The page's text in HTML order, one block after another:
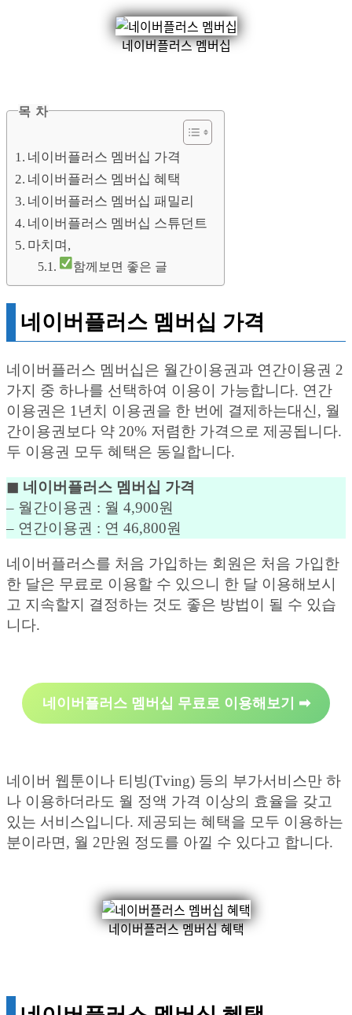
네이버플러스 멤버십
목 차
네이버플러스 멤버십 가격
네이버플러스 멤버십 혜택
네이버플러스 멤버십 패밀리
네이버플러스 멤버십 스튜던트
마치며,
함께보면 좋은 글
네이버플러스 멤버십 가격
네이버플러스 멤버십은 월간이용권과 연간이용권 2
가지 중 하나를 선택하여 이용이 가능합니다. 연간
이용권은 1년치 이용권을 한 번에 결제하는대신, 월
간이용권보다 약 20% 저렴한 가격으로 제공됩니다.
두 이용권 모두 혜택은 동일합니다.
◼︎ 네이버플러스 멤버십 가격
– 월간이용권 : 월 4,900원
– 연간이용권 : 연 46,800원
네이버플러스를 처음 가입하는 회원은 처음 가입한
한 달은 무료로 이용할 수 있으니 한 달 이용해보시
고 지속할지 결정하는 것도 좋은 방법이 될 수 있습
니다.
네이버플러스 멤버십 무료로 이용해보기 ➡︎
네이버 웹툰이나 티빙(Tving) 등의 부가서비스만 하
나 이용하더라도 월 정액 가격 이상의 효율을 갖고
있는 서비스입니다. 제공되는 혜택을 모두 이용하는
분이라면, 월 2만원 정도를 아낄 수 있다고 합니다.
네이버플러스 멤버십 혜택